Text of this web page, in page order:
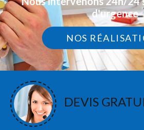
d'urgence
NOS
DEVIS